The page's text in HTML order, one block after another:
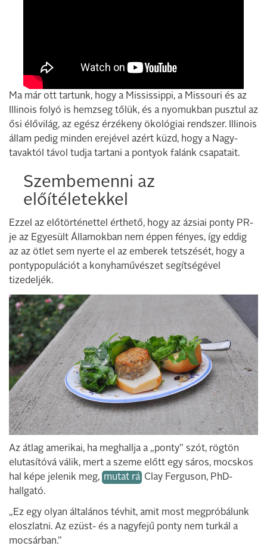
Ma már ott tartunk, hogy a Mississippi, a Missouri és az
Illinois folyó is hemzseg tőlük, és a nyomukban pusztul az
ősi élővilág, az egész érzékeny ökológiai rendszer. Illinois
állam pedig minden erejével azért küzd, hogy a Nagy-
tavaktól távol tudja tartani a pontyok falánk csapatait.
Szembemenni az
előítéletekkel
Ezzel az előtörténettel érthető, hogy az ázsiai ponty PR-
je az Egyesült Államokban nem éppen fényes, így eddig
az az ötlet sem nyerte el az emberek tetszését, hogy a
pontypopulációt a konyhaművészet segítségével
tizedeljék.
Az átlag amerikai, ha meghallja a „ponty” szót, rögtön
elutasítóvá válik, mert a szeme előtt egy sáros, mocskos
hal képe jelenik meg, mutat rá Clay Ferguson, PhD-
hallgató.
„Ez egy olyan általános tévhit, amit most megpróbálunk
eloszlatni. Az ezüst- és a nagyfejű ponty nem turkál a
mocsárban.”